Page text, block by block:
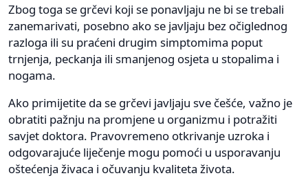
Zbog toga se grčevi koji se ponavljaju ne bi se trebali
zanemarivati, posebno ako se javljaju bez očiglednog
razloga ili su praćeni drugim simptomima poput
trnjenja, peckanja ili smanjenog osjeta u stopalima i
nogama.
Ako primijetite da se grčevi javljaju sve češće, važno je
obratiti pažnju na promjene u organizmu i potražiti
savjet doktora. Pravovremeno otkrivanje uzroka i
odgovarajuće liječenje mogu pomoći u usporavanju
oštećenja živaca i očuvanju kvaliteta života.